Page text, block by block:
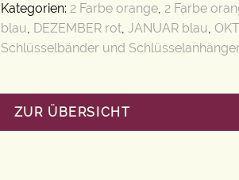
Kategorien: 2 Farbe orange, 2 Farbe
blau, DEZEMBER rot, JANUAR blau,
Schlüsselbänder und
ZUR ÜBERSICHT